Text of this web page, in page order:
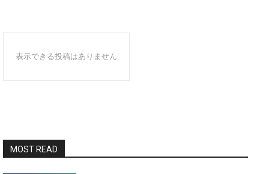
表示できる投稿はありません
MOST READ